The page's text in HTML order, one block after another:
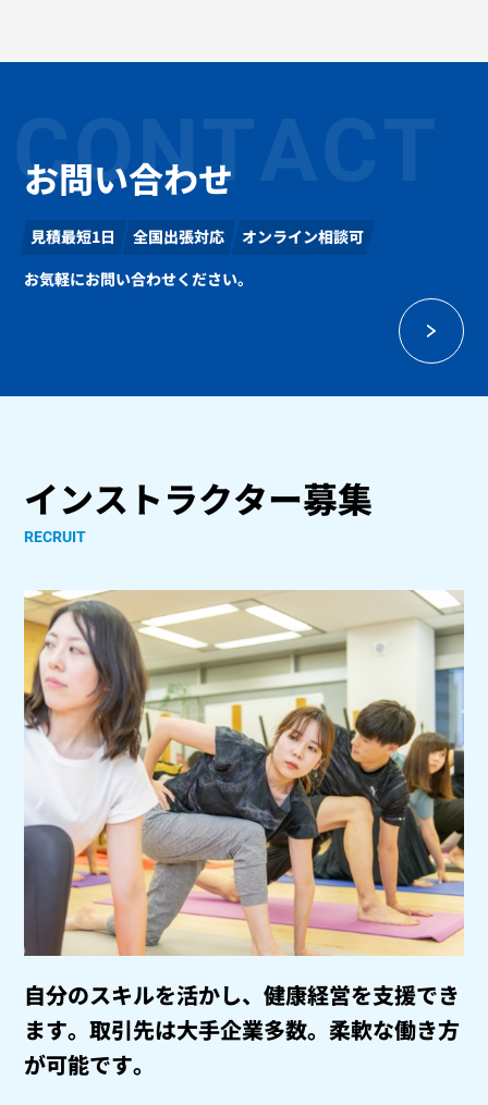
お問い合わせ
CONTACT
見積最短1日 全国出張対応
オンライン相談可
お気軽にお問い合わせください。
インストラクター募集
RECRUIT
自分のスキルを活かし、健康経営を支援でき
ます。取引先は大手企業多数。柔軟な働き方
が可能です。